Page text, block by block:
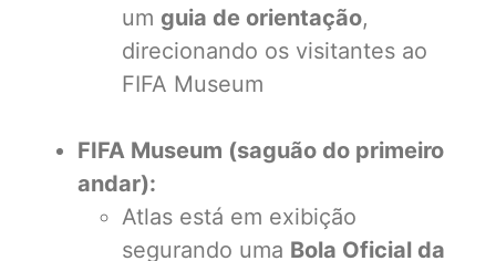
um guia de orientação,
direcionando os visitantes ao
FIFA Museum
FIFA Museum (saguão do primeiro
andar):
Atlas está em exibição
segurando uma Bola Oficial da